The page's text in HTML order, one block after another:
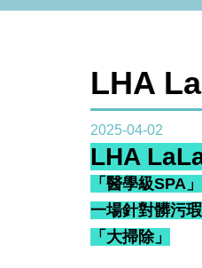
LHA
2025-04-02
LHA
「醫學級SPA」
一場針對髒污
「大掃除」